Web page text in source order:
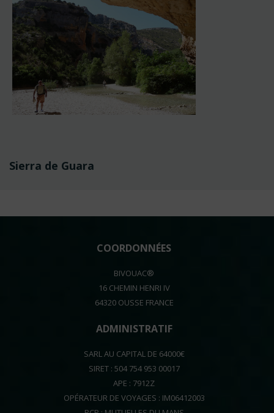
Navigation
Sierra de Guara
COORDONNÉES
BIVOUAC®
16 CHEMIN HENRI IV
64320 OUSSE FRANCE
ADMINISTRATIF
SARL AU CAPITAL DE 64000€
SIRET : 504 754 953 00017
APE : 7912Z
OPÉRATEUR DE VOYAGES : IM06412003